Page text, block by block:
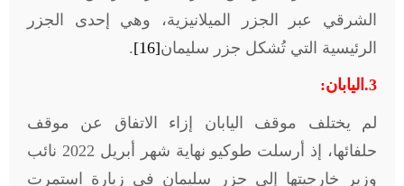
الشرقي عبر الجزر الميلانيزية، وهي إحدى الجزر
الرئيسية التي تُشكل جزر سليمان[16]
.
3. اليابان:
لم يختلف موقف اليابان إزاء الاتفاق عن موقف
حلفائها، إذ أرسلت طوكيو نهاية شهر أبريل 2022 نائب
وزير خارجيتها إلى جزر سليمان في زيارة استمرت